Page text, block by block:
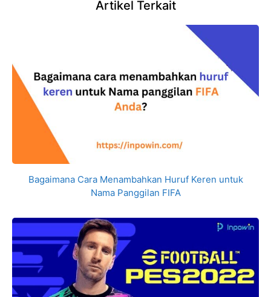
Artikel Terkait
Bagaimana Cara Menambahkan Huruf Keren untuk
Nama Panggilan FIFA